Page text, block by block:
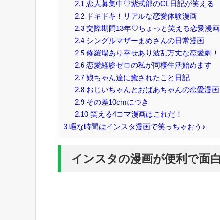
2.1 恋人募集中♡紫式部のOL日記が笑える
2.2ドキドキ！リアルな恋愛体験漫画
2.3交際期間13年♡ちょっと笑える恋愛漫画
2.4シングルマザーまめさんの日常漫画
2.5修羅場あり幸せあり波乱万丈な恋愛劇！
2.6恋愛経験ゼロの私が同棲生活始めます
2.7娘ちゃん達に癒されたこと日記
2.8おじいちゃんとおばあちゃんの恋愛漫画
2.9その差10cmにつき
2.10笑える4コマ漫画はこれだ！
3 暇な時間はインスタ漫画で笑っちゃおう♪
インスタの漫画が便利で面